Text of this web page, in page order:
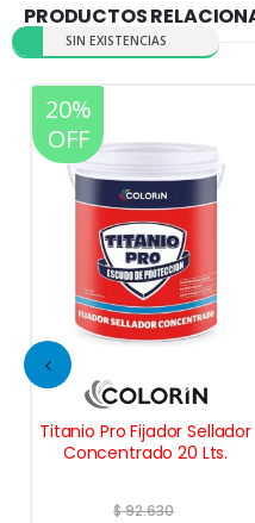
SIN EXISTENCIAS
PRODUCTOS
20%
OFF
Titanio Pro Fijador Sellador
Concentrado 20 Lts.
$92.630